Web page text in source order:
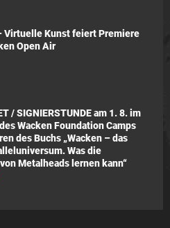
Virtuelle Kunst feiert Premiere
Open Air
/ SIGNIERSTUNDE am 1. 8. im
Wacken Foundation Camps
des Buchs „Wacken – das
Was die
Metalheads lernen kann“